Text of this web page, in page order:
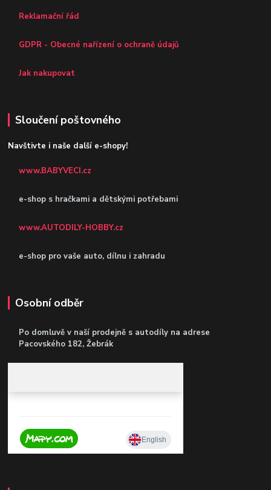
Reklamační řád
GDPR - Obecné nařízení o ochraně údajů
Jak nakupovat
Sloučení poštovného
Navštivte i naše další e-shopy!
www.BABYVECI.cz
e-shop s hračkami a dětskými potřebami
www.AUTODILY-HOBBY.cz
e-shop pro vaše auto, dílnu i zahradu
Osobní odběr
Po domluvě v naší prodejně s autodíly na adrese
Pacovského 182, Žebrák